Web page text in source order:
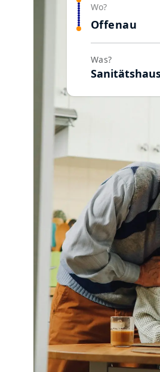
Wo?
Offenau
Was?